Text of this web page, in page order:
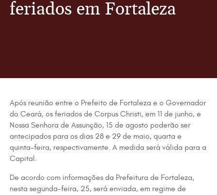
feriados em Fortaleza
Após reunião entre o Prefeito de Fortaleza e o Governador
do Ceará, os feriados de Corpus Christi, em 11 de junho, e
Nossa Senhora de Assunção, 15 de agosto poderão ser
antecipados para os dias 28 e 29 de maio, quarta e
quinta-feira, respectivamente. A medida será válida para a
Capital.
De acordo com informações da Prefeitura de Fortaleza,
nesta segunda-feira, 25, será enviada, em regime de